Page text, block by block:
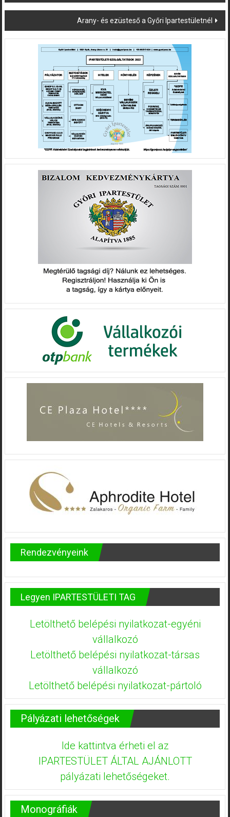
navigation
Arany- és ezüsteső a Győri Ipartestületnél
Rendezvényeink
Legyen IPARTESTÜLETI TAG
Letölthető belépési nyilatkozat-egyéni
vállalkozó
Letölthető belépési nyilatkozat-társas
vállalkozó
Letölthető belépési nyilatkozat-pártoló
Pályázati lehetőségek
Ide kattintva érheti el az
IPARTESTÜLET ÁLTAL AJÁNLOTT
pályázati lehetőségeket.
Monográfiák